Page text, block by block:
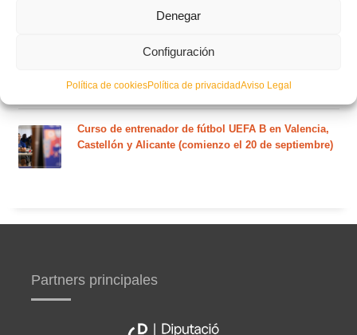
Denegar
Configuración
Política de cookiesPolítica de privacidadAviso Legal
plazas del curso de septiembre)
territoriales de fútbol sala 2026-2027
Curso de entrenador de fútbol UEFA B en Valencia,
Castellón y Alicante (comienzo el 20 de septiembre)
Partners principales